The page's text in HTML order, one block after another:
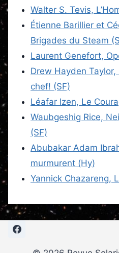
Walter S. Tevis,
Étienne Barillier et
Brigades du Steam
Laurent Genefort,
Drew Hayden
chef! (SF)
Léafar Izen, Le
Waubgeshig Rice,
(SF)
Abubakar Adam
murmurent (Hy)
Yannick Chazareng,